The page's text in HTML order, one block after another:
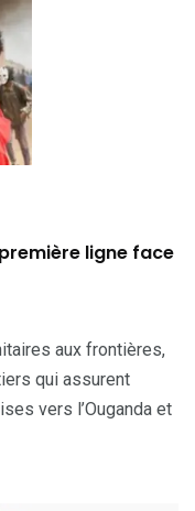
ligne face
aux frontières,
qui assurent
vers l’Ouganda et